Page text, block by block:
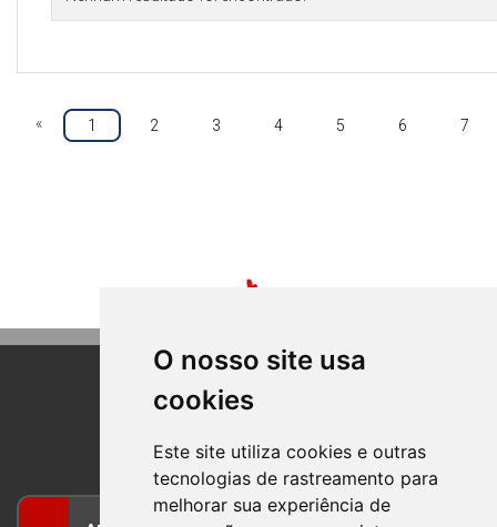
O nosso site usa
cookies
Este site utiliza cookies e outras
tecnologias de rastreamento para
melhorar sua experiência de
« 1 2 3 4 5 6 7
BOM PRINCIPIO
RIO GRANDE DO SUL